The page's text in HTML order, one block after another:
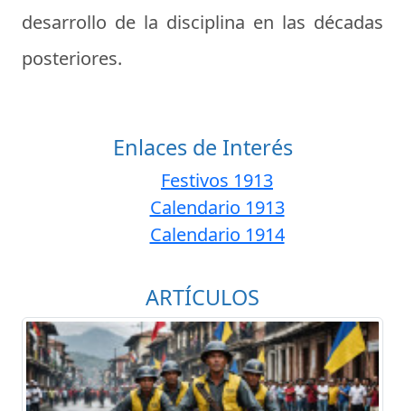
desarrollo de la disciplina en las décadas
posteriores.
Enlaces de Interés
Festivos 1913
Calendario 1913
Calendario 1914
ARTÍCULOS